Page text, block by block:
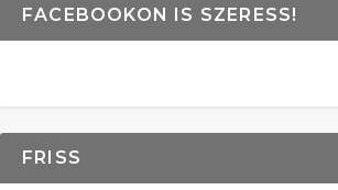
FACEBOOKON IS SZERESS!
FRISS